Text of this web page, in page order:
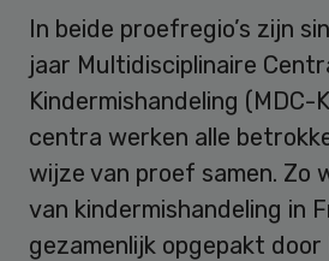
In beide proefregio’s zijn
jaar Multidisciplinaire
Kindermishandeling (MDC-
centra werken alle
wijze van proef samen. Zo
van kindermishandeling in
gezamenlijk opgepakt door